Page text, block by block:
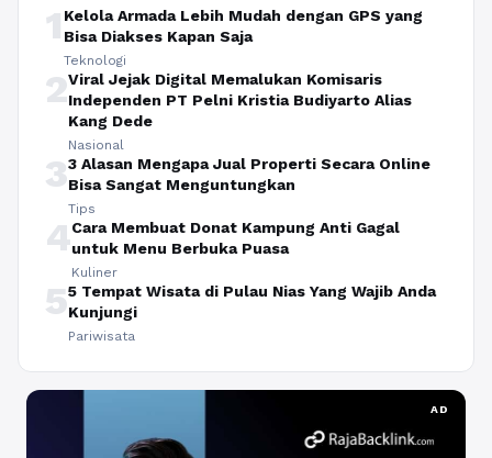
1 Kelola Armada Lebih Mudah dengan GPS yang
Bisa Diakses Kapan Saja
Teknologi
2Viral Jejak Digital Memalukan Komisaris
Independen PT Pelni Kristia Budiyarto Alias
Kang Dede
Nasional
33 Alasan Mengapa Jual Properti Secara Online
Bisa Sangat Menguntungkan
Tips
4Cara Membuat Donat Kampung Anti Gagal
untuk Menu Berbuka Puasa
Kuliner
55 Tempat Wisata di Pulau Nias Yang Wajib Anda
Kunjungi
Pariwisata
AD